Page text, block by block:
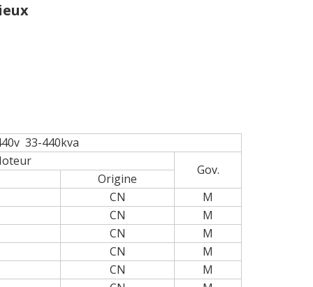
Gov.
Origine
CN
M
CN
M
CN
M
CN
M
CN
M